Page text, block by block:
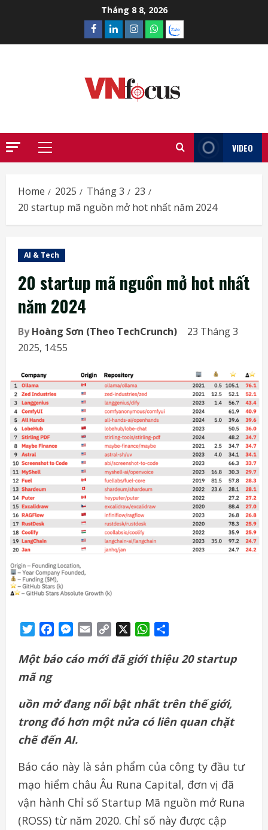
Tháng 8 8, 2026
Facebook
LinkedinInstagram
What’sapp
Zalo
Primary
VIDEO
Home 2025 Tháng 3
23
20 startup mã nguồn mở hot nhất năm 2024
AI & Tech
20 startup mã nguồn mở hot nhất
năm 2024
ByHoàng Sơn (Theo TechCrunch)
23 Tháng 3
2025, 14:55
TwitterFacebookMessenger
Email
Copy
WhatsApp
Một báo cáo mới đã giới thiệu 20 startup
mã ng
uồn mở đang nổi bật nhất trên thế giới,
trong đó hơn một nửa có liên quan chặt
chẽ đến AI.
Báo cáo này là sản phẩm của công ty đầu tư
mạo hiểm châu Âu Runa Capital, đơn vị đã
vận hành Chỉ số Startup Mã nguồn mở Runa
(ROSS) từ năm 2020. Chỉ số này được cập